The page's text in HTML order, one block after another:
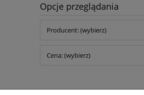
Opcje przeglądania
Producent: (wybierz)
Cena: (wybierz)